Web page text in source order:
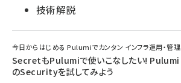
技術解説
今日からはじめる Pulumiでカンタン インフラ運用・管理
SecretもPulumiで使いこなしたい! Pulumi
のSecurityを試してみよう